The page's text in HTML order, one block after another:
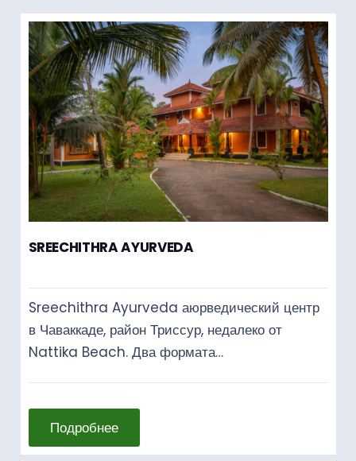
SREECHITHRA AYURVEDA
Sreechithra Ayurveda аюрведический центр
в Чаваккаде, район Триссур, недалеко от
Nattika Beach. Два формата…
Подробнее